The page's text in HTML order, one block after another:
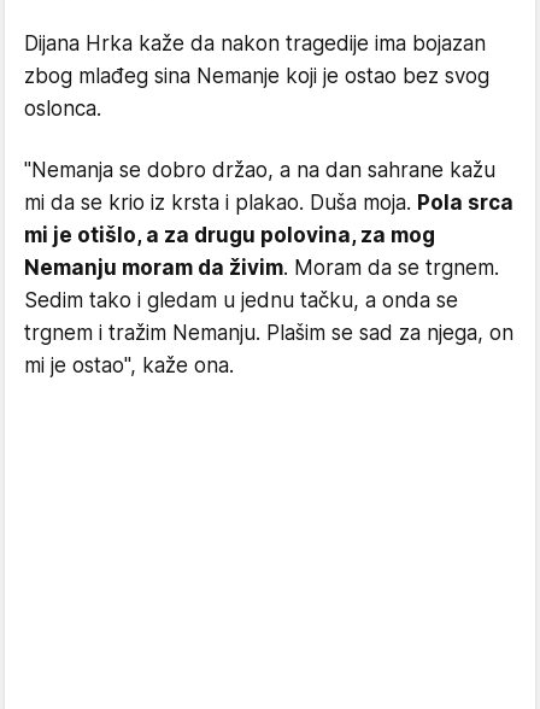
Dijana Hrka kaže da nakon tragedije ima bojazan
zbog mlađeg sina Nemanje koji je ostao bez svog
oslonca.
"Nemanja se dobro držao, a na dan sahrane kažu
mi da se krio iz krsta i plakao. Duša moja. Pola srca
mi je otišlo, a za drugu polovina, za mog
Nemanju moram da živim. Moram da se trgnem.
Sedim tako i gledam u jednu tačku, a onda se
trgnem i tražim Nemanju. Plašim se sad za njega, on
mi je ostao", kaže ona.